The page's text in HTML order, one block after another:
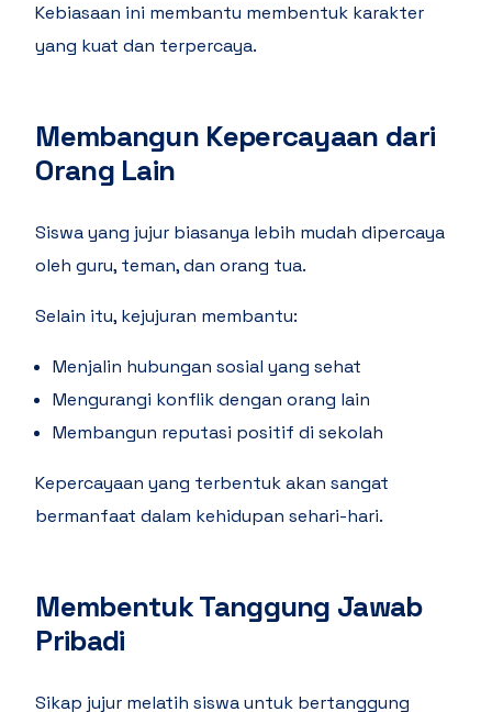
Kebiasaan ini membantu membentuk karakter
yang kuat dan terpercaya.
Membangun Kepercayaan dari
Orang Lain
Siswa yang jujur biasanya lebih mudah dipercaya
oleh guru, teman, dan orang tua.
Selain itu, kejujuran membantu:
Menjalin hubungan sosial yang sehat
Mengurangi konflik dengan orang lain
Membangun reputasi positif di sekolah
Kepercayaan yang terbentuk akan sangat
bermanfaat dalam kehidupan sehari-hari.
Membentuk Tanggung Jawab
Pribadi
Sikap jujur melatih siswa untuk bertanggung